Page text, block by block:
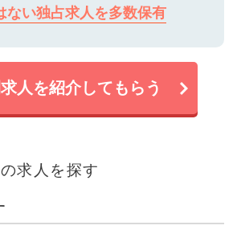
ない独占求人を多数保有
人を紹介してもらう
求人を探す